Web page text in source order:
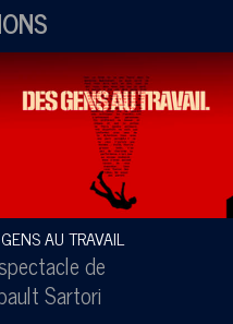
AU TRAVAIL
de
Sartori